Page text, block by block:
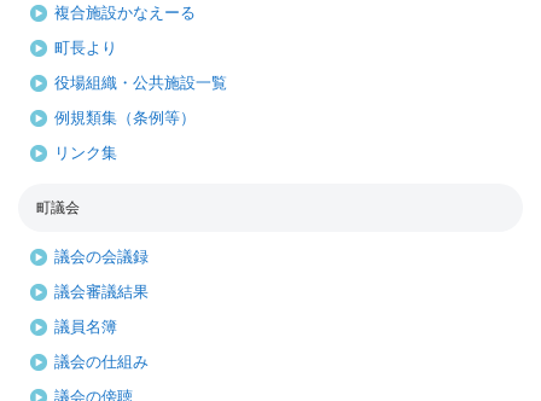
複合施設かなえーる
町長より
役場組織・公共施設一覧
例規類集（条例等）
リンク集
町議会
議会の会議録
議会審議結果
議員名簿
議会の仕組み
議会の傍聴